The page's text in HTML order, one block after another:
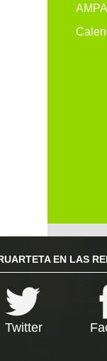
EN LAS
Twitter